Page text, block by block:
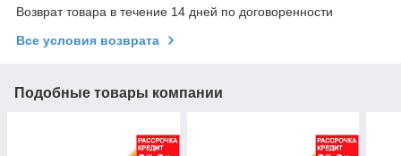
Возврат товара в течение 14 дней по договоренности
Все условия возврата
Подобные товары компании